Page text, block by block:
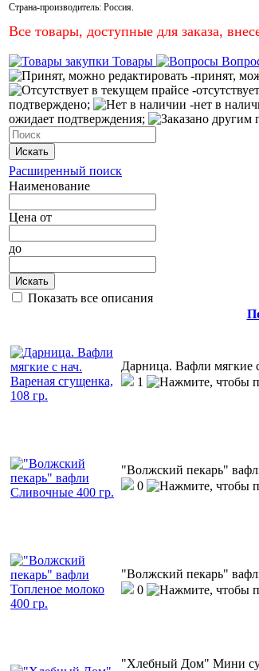
Страна-производитель: Россия.
Все товары, доступные для заказа,
Товары
-принят,
-
подтверждено;
-нет в
ожидает подтверждения;
Искать
Расширенный поиск
Наименование
Цена от
до
Искать
Показать все описания
Дарница. Вафли мягкие
1
"Волжский пекарь"
0
"Волжский пекарь"
0
"Хлебный Дом" Мини